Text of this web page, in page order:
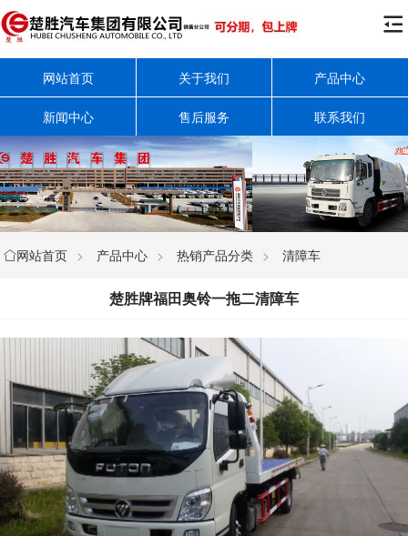

网站首页 关于我们 产品中心
新闻中心 售后服务 联系我们
网站首页 > 产品中心 > 热销产品分类 > 清障车
楚胜牌福田奥铃一拖二清障车